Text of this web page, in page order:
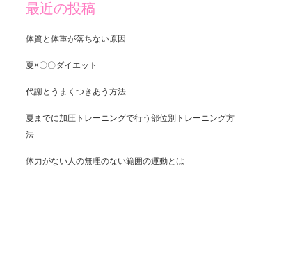
最近の投稿
体質と体重が落ちない原因
夏×〇〇ダイエット
代謝とうまくつきあう方法
夏までに加圧トレーニングで行う部位別トレーニング方
法
体力がない人の無理のない範囲の運動とは